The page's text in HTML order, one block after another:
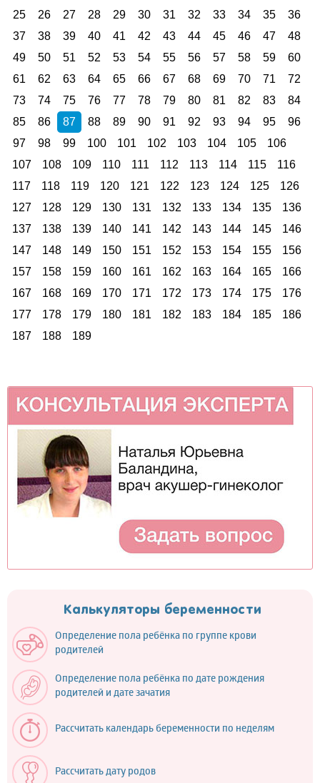
25
26 27 28 29 30 31 32 33 34 35
36
37
38 39 40 41 42 43 44 45 46 47
48
49
50 51 52 53 54 55 56 57 58 59
60
61
62 63 64 65 66 67 68 69 70 71
72
73
74 75 76 77 78 79 80 81 82 83
84
85
86 87 88 89 90 91 92 93 94 95
96
97
98 99 100 101 102 103 104 105
106
107
108 109 110 111 112 113 114 115
116
117
118 119 120 121 122 123 124 125
126
127
128 129 130 131 132 133 134 135
136
137
138 139 140 141 142 143 144 145
146
147
148 149 150 151 152 153 154 155
156
157
158 159 160 161 162 163 164 165
166
167
168 169 170 171 172 173 174 175
176
177
178 179 180 181 182 183 184 185
186
187
188 189
Калькуляторы беременности
Определение пола ребёнка по группе крови
родителей
Определение пола ребёнка по дате рождения
родителей и дате зачатия
Рассчитать календарь беременности по неделям
Рассчитать дату родов